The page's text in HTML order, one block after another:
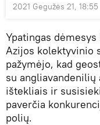
2021 Gegužės 21, 18:55
Ypatingas
Azijos kolektyvinio
pažymėjo, kad
su
ištekliais ir
paverčia
polių.